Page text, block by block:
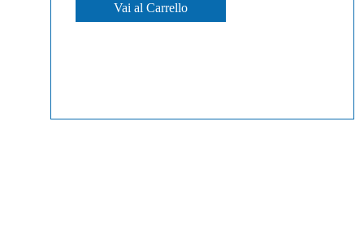
Vai al Carrello